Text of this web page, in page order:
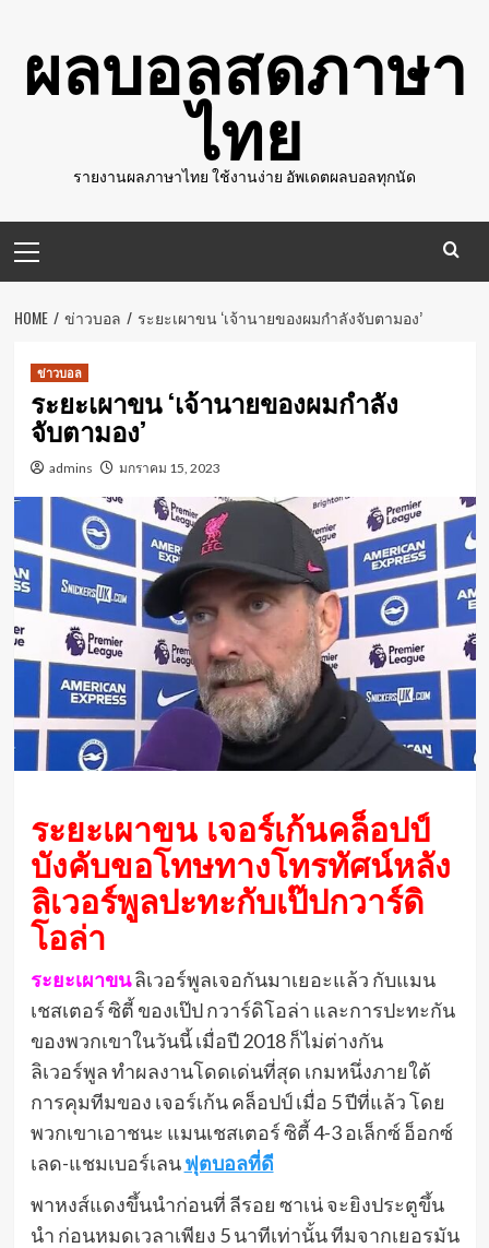
contentผลบอลสดภาษา
ไทย
รายงานผลภาษาไทย ใช้งานง่าย อัพเดตผลบอลทุกนัด
Menu
HOME ข่าวบอล ระยะเผาขน ‘เจ้านายของผมกําลังจับตามอง’
ข่าวบอล
ระยะเผาขน ‘เจ้านายของผมกําลัง
จับตามอง’
admins มกราคม 15, 2023
ระยะเผาขน เจอร์เก้นคล็อปป์
บังคับขอโทษทางโทรทัศน์หลัง
ลิเวอร์พูลปะทะกับเป๊ปกวาร์ดิ
โอล่า
ระยะเผาขนลิเวอร์พูลเจอกันมาเยอะแล้ว กับแมน
เชสเตอร์ ซิตี้ ของเป๊ป กวาร์ดิโอล่า และการปะทะกัน
ของพวกเขาในวันนี้ เมื่อปี 2018 ก็ไม่ต่างกัน
ลิเวอร์พูล ทําผลงานโดดเด่นที่สุด เกมหนึ่งภายใต้
การคุมทีมของ เจอร์เก้น คล็อปป์ เมื่อ 5 ปีที่แล้ว โดย
พวกเขาเอาชนะ แมนเชสเตอร์ ซิตี้ 4-3 อเล็กซ์ อ็อกซ์
เลด-แชมเบอร์เลนฟุตบอลที่ดี
พาหงส์แดงขึ้นนําก่อนที่ ลีรอย ซาเน่ จะยิงประตูขึ้น
นํา ก่อนหมดเวลาเพียง 5 นาทีเท่านั้น ทีมจากเยอรมัน